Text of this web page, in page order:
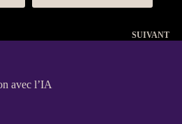
SUIVANT
avec l’IA